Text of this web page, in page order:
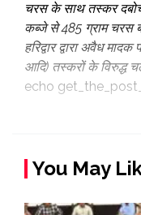
चरस के साथ तस्कर
कब्जे से 485 ग्राम चरस
हरिद्वार द्वारा अवैध
आदि) तस्करों के विरुद्ध
echo
You May